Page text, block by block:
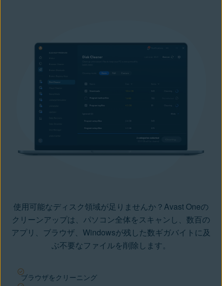
使用可能なディスク領域が足りませんか？Avast Oneの
クリーンアップは、パソコン全体をスキャンし、数百の
アプリ、ブラウザ、Windowsが残した数ギガバイトに及
ぶ不要なファイルを削除します。
ブラウザをクリーニング